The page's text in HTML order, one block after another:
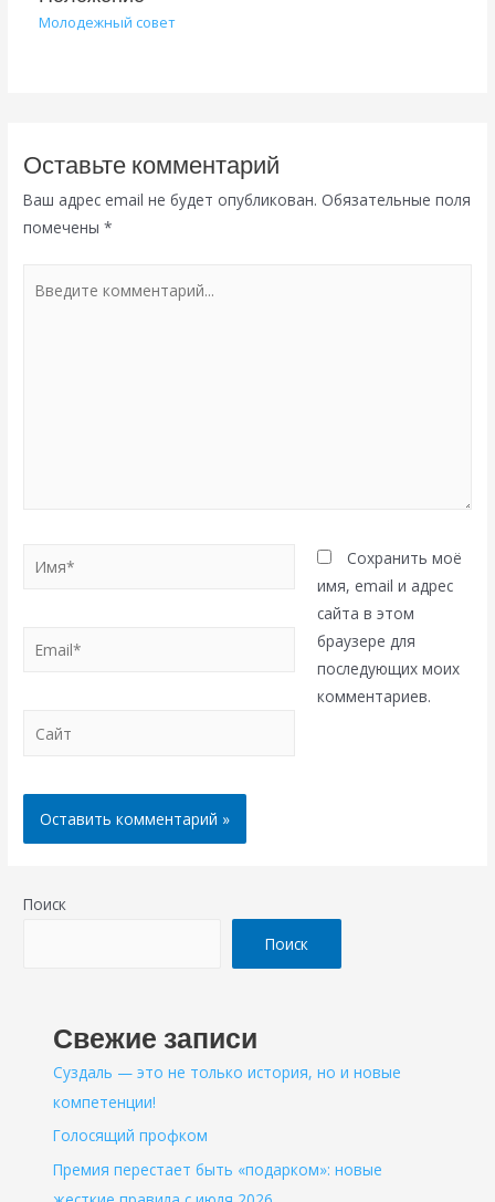
Молодежный совет
Оставьте комментарий
Ваш адрес email не будет опубликован. Обязательные поля
помечены*
комментарий...
Email*
Сайт
Сохранить моё
имя, email и адрес
сайта в этом
браузере для
последующих моих
комментариев.
Поиск
Поиск
Свежие записи
Суздаль — это не только история, но и новые
компетенции!
Голосящий профком
Премия перестает быть «подарком»: новые